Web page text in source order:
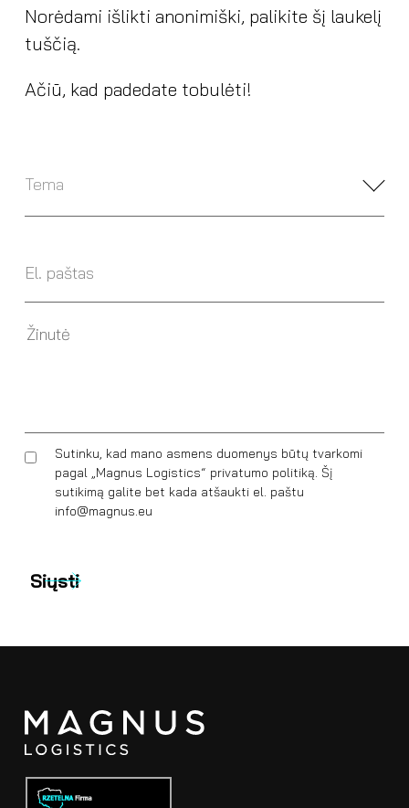
Norėdami išlikti anonimiški, palikite šį laukelį
tuščią.
Ačiū, kad padedate tobulėti!
Tema
Sutinku, kad mano asmens duomenys būtų tvarkomi
pagal „Magnus Logistics“ privatumo politiką. Šį
sutikimą galite bet kada atšaukti el. paštu
info@magnus.eu